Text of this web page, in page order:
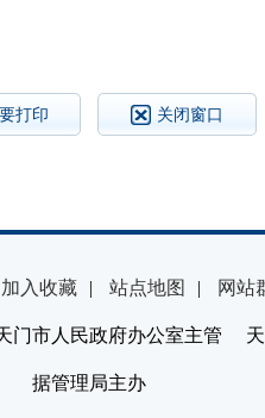
打印 关闭窗口
加入收藏 | 站点地图 | 网站
门市人民政府办公室主管 天
据管理局主办